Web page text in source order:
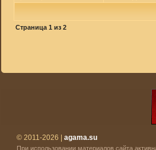
Страница 1 из 2
© 2011-2026 | agama.su
При использовании материалов сайта